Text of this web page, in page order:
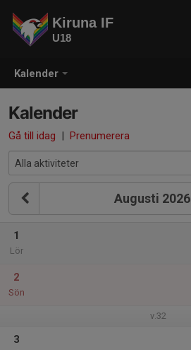
Kalender
Kiruna IF
U18
Kalender
Gå till idag | Prenumerera
Augusti 2026
1
Lör
2
Sön
v.32
3